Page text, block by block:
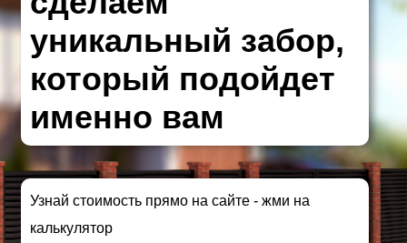
уникальный забор,
который подойдет
именно вам
Узнай стоимость прямо на сайте - жми на
калькулятор